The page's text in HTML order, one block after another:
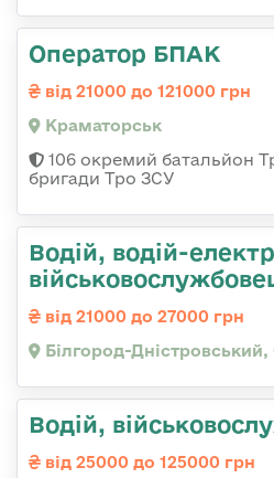
Оператор БПАК
від 21000 до 121000 грн
Краматорськ
106 окремий батальйон
бригади Тро ЗСУ
Водій, водій-
від 21000 до 27000 грн
Білгород-
Водій,
від 25000 до 125000 грн